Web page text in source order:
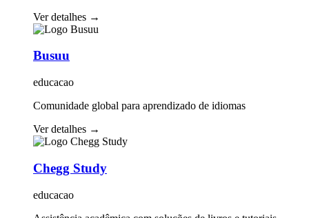
Ver detalhes →
Busuu
educacao
Comunidade global para aprendizado de idiomas
Ver detalhes →
Chegg Study
educacao